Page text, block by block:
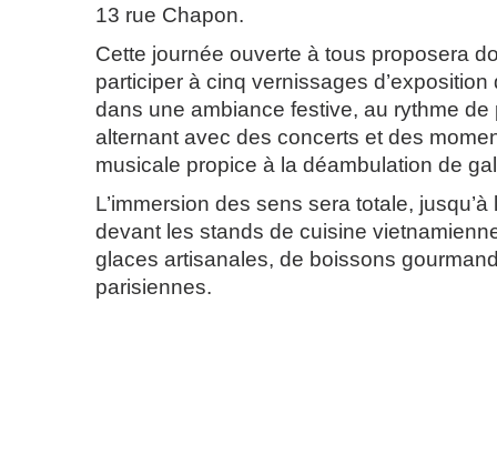
13 rue Chapon.
Cette journée ouverte à tous proposera
participer à cinq vernissages d’exposition
dans une ambiance festive, au rythme de
alternant avec des concerts et des
musicale propice à la déambulation de
L’immersion des sens sera totale, jusqu’à
devant les stands de cuisine
glaces artisanales, de boissons
parisiennes.